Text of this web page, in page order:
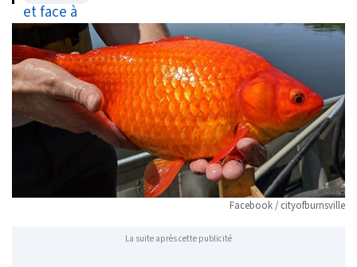
Facebook / cityofburnsville
La suite après cette publicité